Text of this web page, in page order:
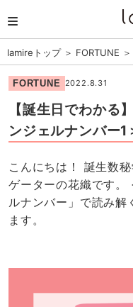
lamireトップ＞ FORTUNE ＞
FORTUNE 2022.8.31
【誕生日でわかる
ンジェルナンバー1
こんにちは！ 誕生数
ゲーターの花織です。
ルナンバー」で読み解
ます。